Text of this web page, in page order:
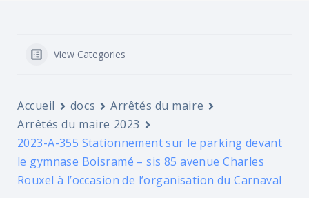
View Categories
Accueil docs
Arrêtés du maire
Arrêtés du maire 2023
2023-A-355 Stationnement sur le parking devant
le gymnase Boisramé – sis 85 avenue Charles
Rouxel à l’occasion de l’organisation du Carnaval